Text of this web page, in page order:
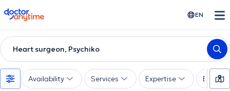
doctoranytime EN
Heart surgeon, Psychiko
Availability Services Expertise